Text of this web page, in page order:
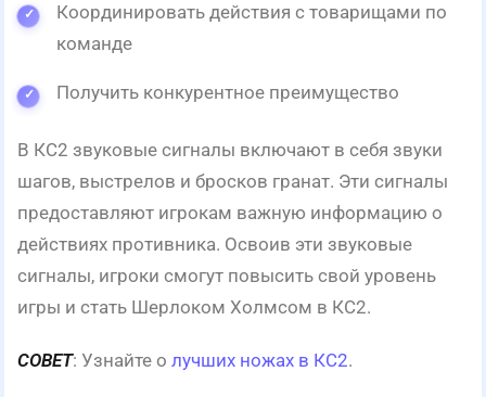
Координировать действия с товарищами по
команде
Получить конкурентное преимущество
В КС2 звуковые сигналы включают в себя звуки
шагов, выстрелов и бросков гранат. Эти сигналы
предоставляют игрокам важную информацию о
действиях противника. Освоив эти звуковые
сигналы, игроки смогут повысить свой уровень
игры и стать Шерлоком Холмсом в КС2.
СОВЕТ: Узнайте о лучших ножах в КС2.